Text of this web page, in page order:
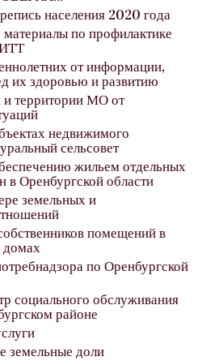
населения 2020 года
по профилактике
от информации,
их здоровью и развитию
и территории МО от
недвижимого
сельсовет
жильем отдельных
в Оренбургской области
земельных и
помещений в
домах
по Оренбургской
социального обслуживания
районе
земельные доли